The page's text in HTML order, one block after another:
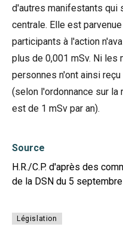
d'autres manifestants qui
centrale. Elle est
participants à l'action
plus de 0,001 mSv. Ni les
personnes n'ont ainsi
(selon l'ordonnance sur
est de 1 mSv par an).
Source
H.R./C.P. d'après des
de la DSN du 5
Législation